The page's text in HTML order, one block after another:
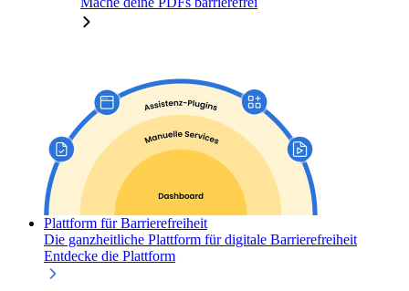
Plattform für Barrierefreiheit
Die ganzheitliche Plattform für digitale Barrierefreiheit
Entdecke die Plattform